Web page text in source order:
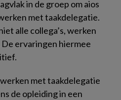
in de groep om aios
met taakdelegatie.
alle collega’s, werken
ervaringen hiermee
met taakdelegatie
de opleiding in een